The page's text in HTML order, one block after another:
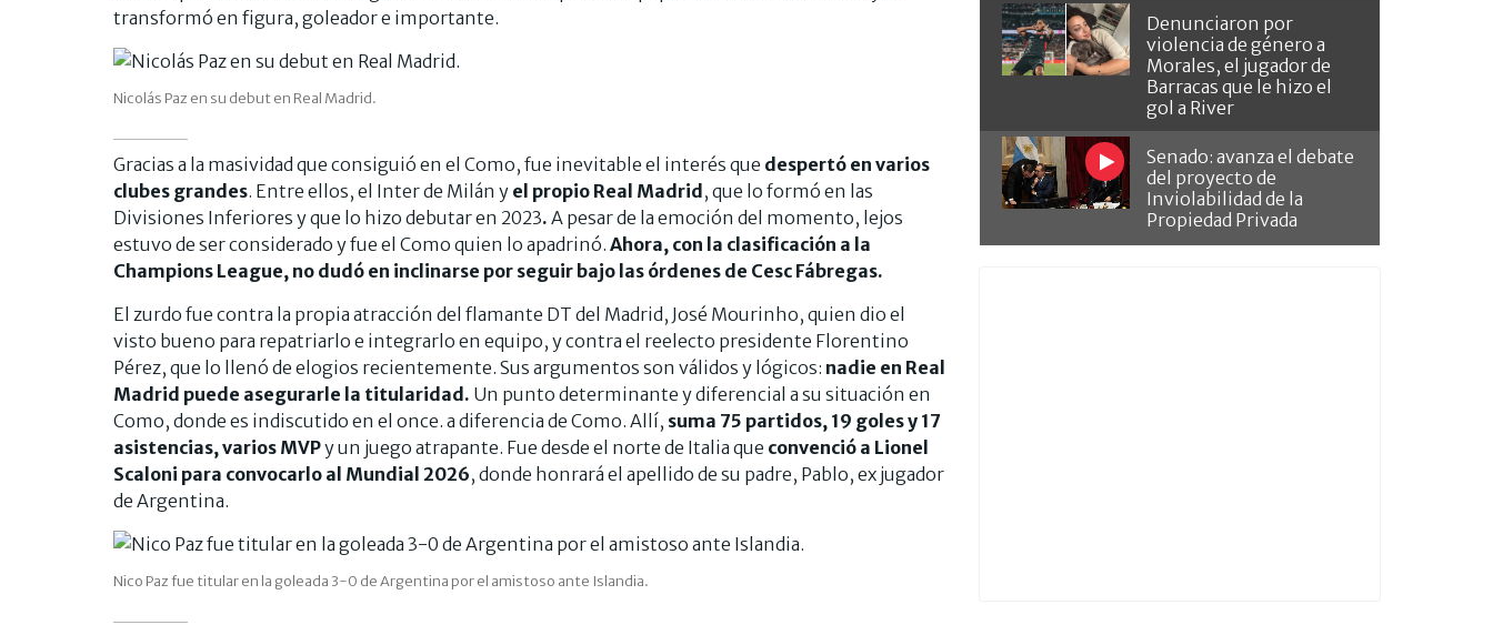
transformó en figura, goleador e importante.
Nicolás Paz en su debut en Real Madrid.
Gracias a la masividad que consiguió en el Como, fue inevitable el interés que despertó en varios
clubes grandes. Entre ellos, el Inter de Milán y el propio Real Madrid, que lo formó en las
Divisiones Inferiores y que lo hizo debutar en 2023. A pesar de la emoción del momento, lejos
estuvo de ser considerado y fue el Como quien lo apadrinó. Ahora, con la clasificación a la
Champions League, no dudó en inclinarse por seguir bajo las órdenes de Cesc Fábregas.
El zurdo fue contra la propia atracción del flamante DT del Madrid, José Mourinho, quien dio el
visto bueno para repatriarlo e integrarlo en equipo, y contra el reelecto presidente Florentino
Pérez, que lo llenó de elogios recientemente. Sus argumentos son válidos y lógicos: nadie en Real
Madrid puede asegurarle la titularidad. Un punto determinante y diferencial a su situación en
Como, donde es indiscutido en el once. a diferencia de Como. Allí, suma 75 partidos, 19 goles y 17
asistencias, varios MVPy un juego atrapante. Fue desde el norte de Italia que convenció a Lionel
Scaloni para convocarlo al Mundial 2026, donde honrará el apellido de su padre, Pablo, ex jugador
de Argentina.
Nico Paz fue titular en la goleada 3-0 de Argentina por el amistoso ante Islandia.
Denunciaron por
violencia de género a
Morales, el jugador de
Barracas que le hizo el
gol a River
Senado: avanza el debate
del proyecto de
Inviolabilidad de la
Propiedad Privada